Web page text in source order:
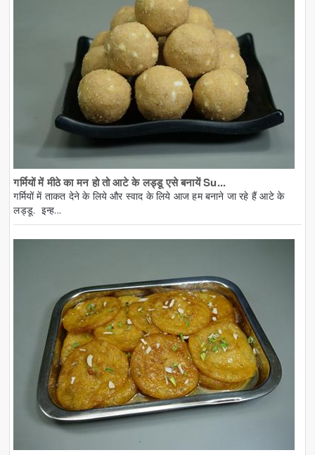
गर्मियों में मीठे का मन हो तो आटे के लड्डू एसे बनायें Su...
गर्मियों में ताकत देने के लिये और स्वाद के लिये आज हम बनाने जा रहे हैं आटे के
लड्डू. इन्ह...